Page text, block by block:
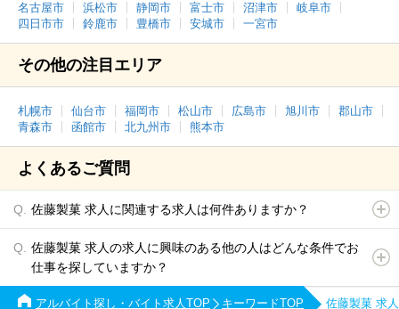
名古屋市 浜松市 静岡市 富士市 沼津市
岐阜市
四日市市
鈴鹿市 豊橋市 安城市 一宮市
その他の注目エリア
札幌市 仙台市 福岡市 松山市 広島市 旭川市
郡山市
青森市
函館市 北九州市 熊本市
よくあるご質問
佐藤製菓 求人に関連する求人は何件ありますか？
佐藤製菓 求人の求人に興味のある他の人はどんな条件でお
仕事を探していますか？
アルバイト探し・バイト求人TOP キーワードTOP 佐藤製菓 求